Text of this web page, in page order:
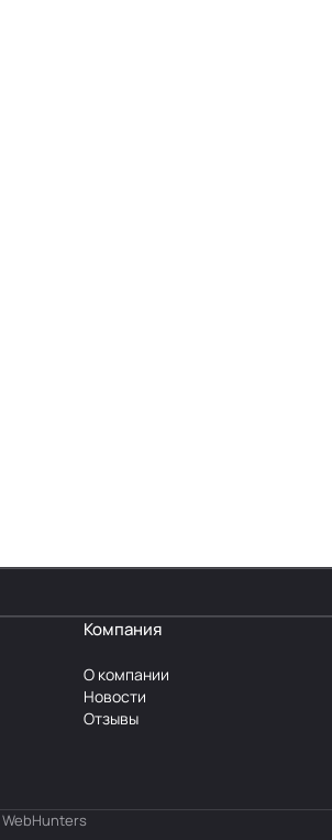
Компания
О компании
Новости
Отзывы
WebHunters